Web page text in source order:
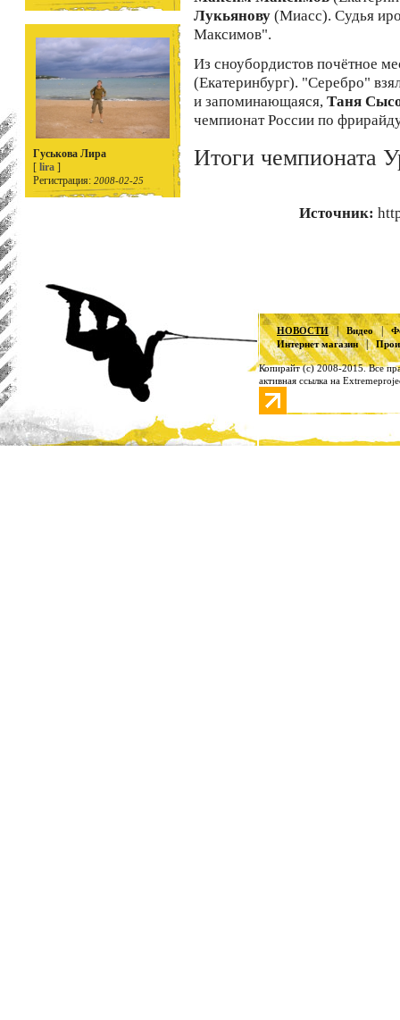
Гуськова Лира
[ lira ]
Регистрация: 2008-02-25
Лукьянову (Миасс). Судья
Максимов".
Из сноубордистов почётное
(Екатеринбург). "Серебро"
и запоминающаяся, Таня
чемпионат России по
Итоги чемпионата
Источник:
НОВОСТИ|Видео|
Интернет магазин|
Копирайт (с) 2008-2015. Все
активная ссылка на